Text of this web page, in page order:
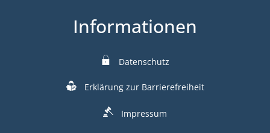
Informationen
Datenschutz
Erklärung zur Barrierefreiheit
Impressum